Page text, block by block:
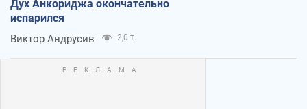
Дух Анкориджа окончательно
испарился
Виктор Андрусив 2,0 т.